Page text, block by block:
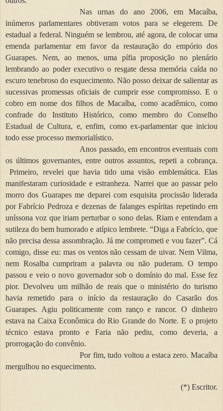
Nas urnas do ano 2006, em Macaíba,
inúmeros parlamentares obtiveram votos para se elegerem. De
estadual a federal. Ninguém se lembrou, até agora, de colocar uma
emenda parlamentar em favor da restauração do empório dos
Guarapes. Nem, ao menos, uma pífia proposição no plenário
lembrando ao poder executivo o resgate dessa memória caída no
escuro tenebroso do esquecimento. Não posso deixar de salientar as
sucessivas promessas oficiais de cumprir esse compromisso. E o
cobro em nome dos filhos de Macaíba, como acadêmico, como
confrade do Instituto Histórico, como membro do Conselho
Estadual de Cultura, e, enfim, como ex-parlamentar que iniciou
todo esse processo memorialístico.
Anos passado, em encontros eventuais com
os últimos governantes, entre outros assuntos, repeti a cobrança.
Primeiro, revelei que havia tido uma visão emblemática. Elas
manifestaram curiosidade e estranheza. Narrei que ao passar pelo
morro dos Guarapes me deparei com esquisita procissão liderada
por Fabrício Pedroza e dezenas de falanges espíritas repetindo em
uníssona voz que iriam perturbar o sono delas. Riam e entendam a
sutileza do bem humorado e atípico lembrete. “Diga a Fabrício, que
não precisa dessa assombração. Já me comprometi e vou fazer”. Cá
comigo, disse eu: mas os ventos não cessam de uivar. Nem Vilma,
nem Rosalba cumpriram a palavra ou não puderam. O tempo
passou e veio o novo governador sob o domínio do mal. Esse fez
pior. Devolveu um milhão de reais que o ministério do turismo
havia remetido para o início da restauração do Casarão dos
Guarapes. Agiu politicamente com ranço e rancor. O dinheiro
estava na Caixa Econômica do Rio Grande do Norte. E o projeto
técnico estava pronto e Faria não pediu, como deveria, a
prorrogação do convênio.
Por fim, tudo voltou a estaca zero. Macaíba
mergulhou no esquecimento.
(*) Escritor.